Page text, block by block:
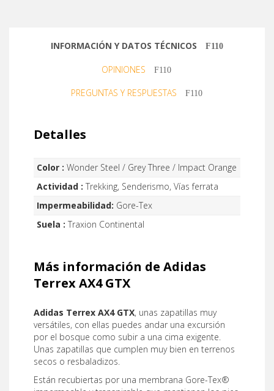
INFORMACIÓN Y DATOS TÉCNICOS
OPINIONES
PREGUNTAS Y RESPUESTAS
Detalles
Color : Wonder Steel / Grey Three / Impact Orange
Actividad : Trekking, Senderismo, Vías ferrata
Impermeabilidad: Gore-Tex
Suela : Traxion Continental
Más información de Adidas
Terrex AX4 GTX
Adidas Terrex AX4 GTX, unas zapatillas muy
versátiles, con ellas puedes andar una excursión
por el bosque como subir a una cima exigente.
Unas zapatillas que cumplen muy bien en terrenos
secos o resbaladizos.
Están recubiertas por una membrana Gore-Tex®